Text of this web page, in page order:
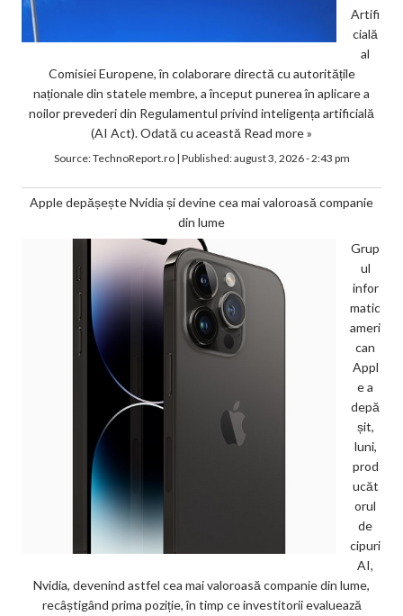
Artifi
cială
al
Comisiei Europene, în colaborare directă cu autoritățile
naționale din statele membre, a început punerea în aplicare a
noilor prevederi din Regulamentul privind inteligența artificială
(AI Act). Odată cu această Read more »
Source:TechnoReport.ro| Published:august 3, 2026 - 2:43 pm
Apple depășește Nvidia și devine cea mai valoroasă companie
din lume
Grup
ul
infor
matic
ameri
can
Appl
e a
depă
șit,
luni,
prod
ucăt
orul
de
cipuri
AI,
Nvidia, devenind astfel cea mai valoroasă companie din lume,
recâștigând prima poziție, în timp ce investitorii evaluează